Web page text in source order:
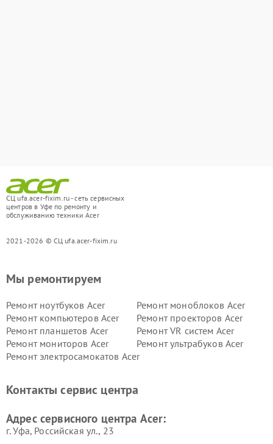
СЦ ufa.acer-fixim.ru - сеть сервисных
центров в Уфе по ремонту и
обслуживанию техники Acer
2021-2026 © СЦ ufa.acer-fixim.ru
Мы ремонтируем
Ремонт ноутбуков Acer
Ремонт моноблоков Acer
Ремонт компьютеров Acer
Ремонт проекторов Acer
Ремонт планшетов Acer
Ремонт VR систем Acer
Ремонт мониторов Acer
Ремонт ультрабуков Acer
Ремонт электросамокатов Acer
Контакты сервис центра
Адрес сервисного центра Acer:
г. Уфа, Российская ул., 23